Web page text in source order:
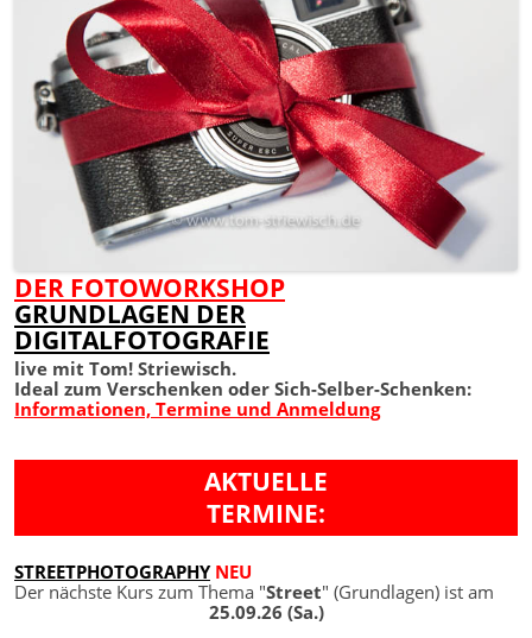
DER FOTOWORKSHOP
GRUNDLAGEN DER
DIGITALFOTOGRAFIE
live mit Tom! Striewisch.
Ideal zum Verschenken oder Sich-Selber-Schenken:
Informationen, Termine und Anmeldung
AKTUELLE
TERMINE:
STREETPHOTOGRAPHY NEU
Der nächste Kurs zum Thema "Street" (Grundlagen) ist am
25.09.26 (Sa.)